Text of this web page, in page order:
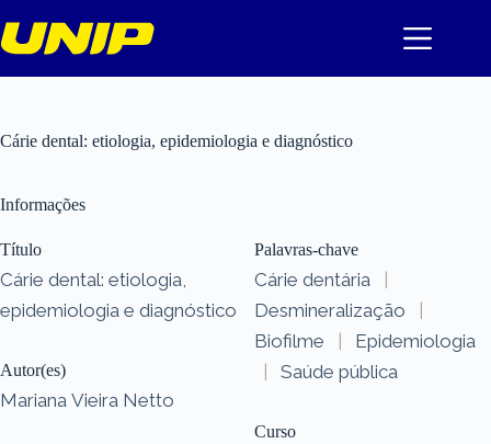
para
o
Cárie dental: etiologia, epidemiologia e diagnóstico
Informações
Título
Cárie dental: etiologia,
epidemiologia e diagnóstico
Autor(es)
Mariana Vieira Netto
Palavras-chave
Cárie dentária
|
Desmineralização
|
Biofilme
|
Epidemiologia
|
Saúde pública
Curso